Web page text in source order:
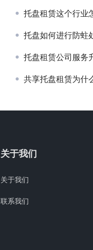
托盘租赁这个行业
托盘如何进行防蛀
托盘租赁公司服务
共享托盘租赁为什
关于我们
关于我们
联系我们